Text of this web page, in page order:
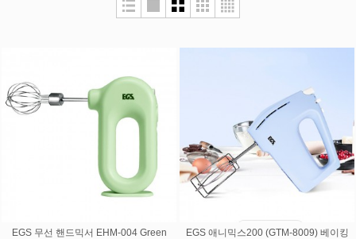
EGS 무선 핸드믹서 EHM-004 Green
EGS 애니믹스200 (GTM-8009) 베이킹